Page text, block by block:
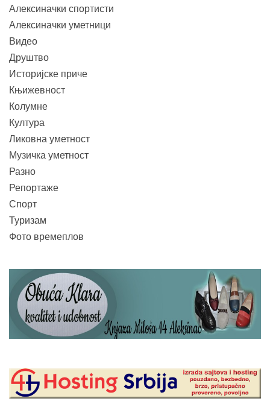
Алексиначки спортисти
Алексиначки уметници
Видео
Друштво
Историјске приче
Књижевност
Колумне
Култура
Ликовна уметност
Музичка уметност
Разно
Репортаже
Спорт
Туризам
Фото времеплов